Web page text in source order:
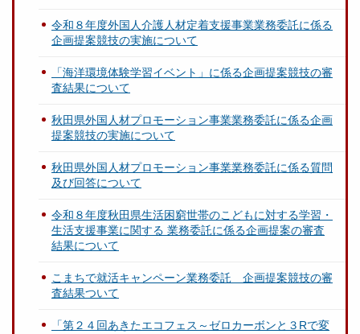
令和８年度外国人介護人材定着支援事業業務委託に係る
企画提案競技の実施について
「海洋環境体験学習イベント」に係る企画提案競技の審
査結果について
秋田県外国人材プロモーション事業業務委託に係る企画
提案競技の実施について
秋田県外国人材プロモーション事業業務委託に係る質問
及び回答について
令和８年度秋田県生活困窮世帯のこどもに対する学習・
生活支援事業に関する 業務委託に係る企画提案の審査
結果について
こまちで就活キャンペーン業務委託 企画提案競技の審
査結果ついて
「第２４回あきたエコフェス～ゼロカーボンと３Rで変